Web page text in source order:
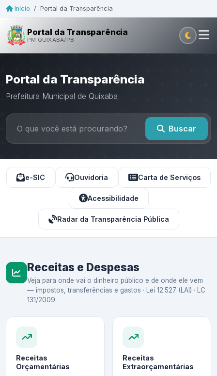
Início / Portal da Transparência
Portal da Transparência
PM QUIXABA/PB
Portal da Transparência
Prefeitura Municipal de Quixaba
Buscar
e-SIC Ouvidoria Carta de Serviços
Acessibilidade
Radar da Transparência Pública
Receitas e Despesas
Veja para onde vai o dinheiro público e de onde ele vem
— impostos, transferências e gastos · Lei 12.527 (LAI) · LC
131/2009
Receitas
Orçamentárias
Receitas
Extraorçamentárias